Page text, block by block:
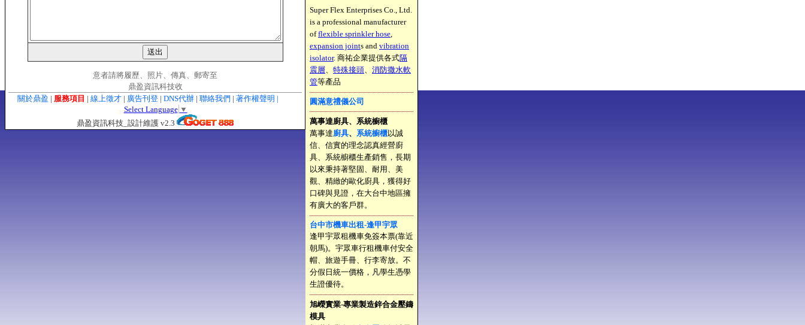
意者請將履歷、照片、傳真、郵寄至
鼎盈資訊科技收
關於鼎盈 | 服務項目 | 線上徵才 | 廣告刊登 | DNS代辦 | 聯絡我們 | 著作權聲明 |
Select Language ▼
鼎盈資訊科技_設計維護 v2.3
Super Flex Enterprises Co., Ltd.
is a professional manufacturer
offlexible sprinkler hose,
expansion joints and vibration
isolator. 商祐企業提供各式隔
震層、 特殊接頭、 消防撒水軟
管等產品
圓滿意禮儀公司
萬事達廚具、系統櫥櫃
萬事達廚具、 系統櫥櫃以誠
信、信實的理念認真經營廚
具、系統櫥櫃生產銷售，長期
以來秉持著堅固、耐用、美
觀、精緻的歐化廚具，獲得好
口碑與見證，在大台中地區擁
有廣大的客戶群。
台中市機車出租-逢甲宇眾
逢甲宇眾租機車免簽本票(靠近
朝馬)。宇眾車行租機車付安全
帽、旅遊手冊、行李寄放。不
分假日統一價格，凡學生憑學
生證優待。
旭嶸實業-專業製造鋅合金壓鑄
模具